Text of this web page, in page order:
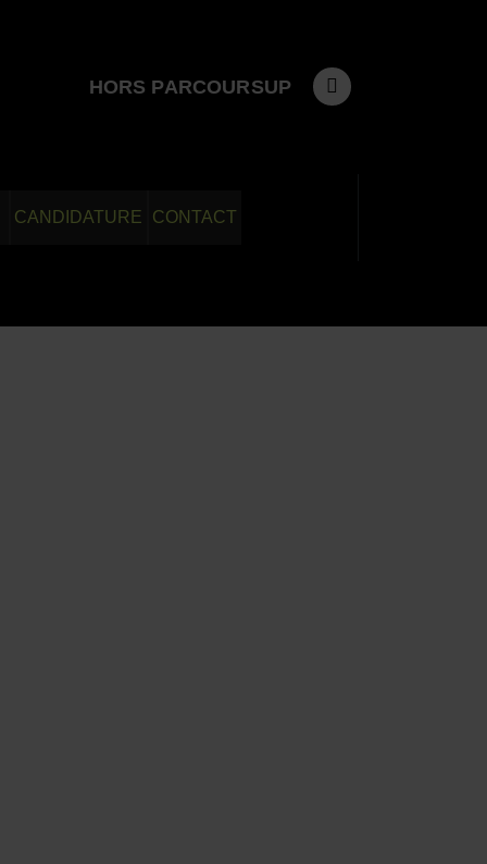
HORS PARCOURSUP
CANDIDATURE CONTACT